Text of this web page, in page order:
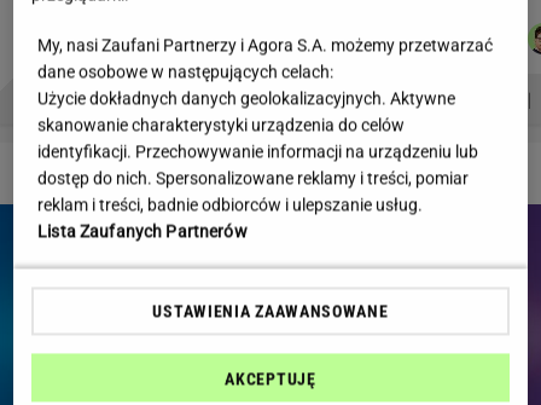
DZIEJE SIĘ!
Autorzy:
KUCHARCZYK
MAIKOWSKI
BECZEK
KOZŁOWSKI
PROBLEMY POLSKICH SIATKARZY ZNAK Z '30' WISŁAWA SZYMBORSKA
My, nasi Zaufani Partnerzy i Agora S.A. możemy przetwarzać
dane osobowe w następujących celach:
Użycie dokładnych danych geolokalizacyjnych. Aktywne
skanowanie charakterystyki urządzenia do celów
identyfikacji. Przechowywanie informacji na urządzeniu lub
dostęp do nich. Spersonalizowane reklamy i treści, pomiar
reklam i treści, badnie odbiorców i ulepszanie usług.
Lista Zaufanych Partnerów
USTAWIENIA ZAAWANSOWANE
AKCEPTUJĘ